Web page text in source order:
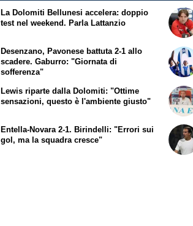
La Dolomiti Bellunesi accelera: doppio
test nel weekend. Parla Lattanzio
Desenzano, Pavonese battuta 2-1 allo
scadere. Gaburro: "Giornata di
sofferenza"
Lewis riparte dalla Dolomiti: "Ottime
sensazioni, questo è l'ambiente giusto"
Entella-Novara 2-1. Birindelli: "Errori sui
gol, ma la squadra cresce"